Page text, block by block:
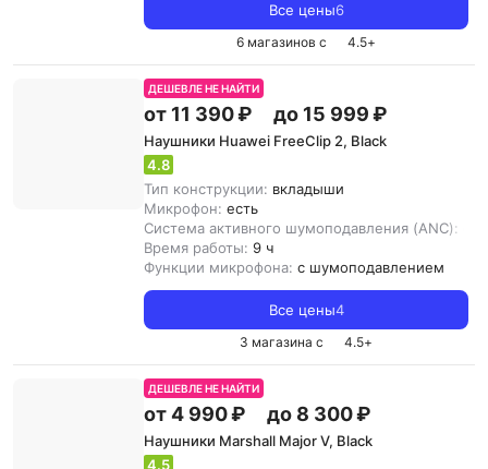
Все цены6
6 магазинов с 4.5+
ДЕШЕВЛЕ НЕ НАЙТИ
от 11 390 ₽ до 15 999 ₽
Наушники Huawei FreeClip 2, Black
4.8
Тип конструкции: вкладыши
Микрофон: есть
Система активного шумоподавления (ANC):
Время работы: 9 ч
Функции микрофона: с шумоподавлением
Все цены4
3 магазина с 4.5+
ДЕШЕВЛЕ НЕ НАЙТИ
от 4 990 ₽ до 8 300 ₽
Наушники Marshall Major V, Black
4.5